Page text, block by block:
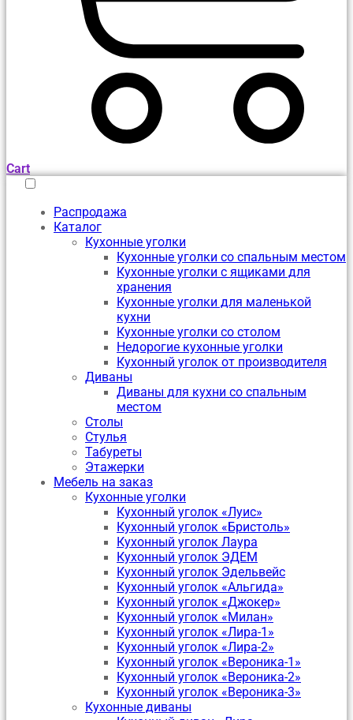
Cart
Распродажа
Каталог
Кухонные уголки
Кухонные уголки со спальным местом
Кухонные уголки с ящиками для
хранения
Кухонные уголки для маленькой
кухни
Кухонные уголки со столом
Недорогие кухонные уголки
Кухонный уголок от производителя
Диваны
Диваны для кухни со спальным
местом
Столы
Стулья
Табуреты
Этажерки
Мебель на заказ
Кухонные уголки
Кухонный уголок «Луис»
Кухонный уголок «Бристоль»
Кухонный уголок Лаура
Кухонный уголок ЭДЕМ
Кухонный уголок Эдельвейс
Кухонный уголок «Альгида»
Кухонный уголок «Джокер»
Кухонный уголок «Милан»
Кухонный уголок «Лира-1»
Кухонный уголок «Лира-2»
Кухонный уголок «Вероника-1»
Кухонный уголок «Вероника-2»
Кухонный уголок «Вероника-3»
Кухонные диваны